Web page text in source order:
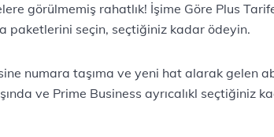
görülmemiş rahatlık! İşime Göre Plus
paketlerini seçin, seçtiğiniz kadar ödeyin.
numara taşıma ve yeni hat alarak gelen
ve Prime Business ayrıcalıkl seçtiğiniz